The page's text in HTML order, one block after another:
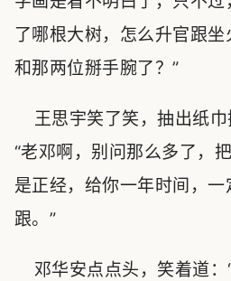
了哪根大树，怎么升官跟
和那两位掰手腕了？”
王思宇笑了笑，抽出纸巾
“老邓啊，别问那么多了，
是正经，给你一年时间，
跟。”
邓华安点点头，笑着道：